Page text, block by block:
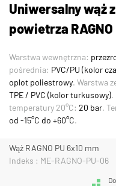
Uniwersalny wąż z
powietrza RAGNO
Warstwa wewnętrzna:
pośrednia: PVC/PU (kolor
oplot poliestrowy. Warstwa
TPE / PVC (kolor turkusowy).
temperatury 20°C: 20 bar.
od -15°C do +60°C.
Wąż RAGNO PU 6x10 mm
Indeks : ME-RAGNO-PU-06